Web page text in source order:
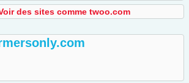
des sites comme twoo.com